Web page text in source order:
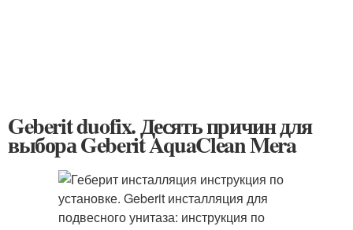
Geberit duofix. Десять причин для
выбора Geberit AquaClean Mera